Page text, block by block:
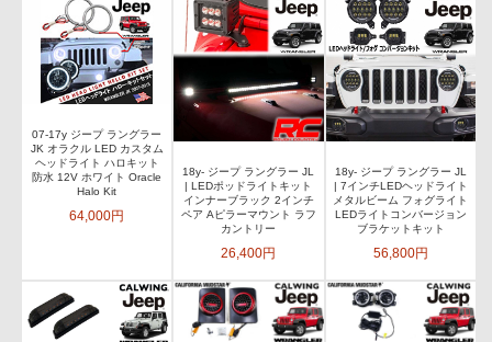
07-17y ジープ ラングラー
JK オラクル LED カスタム
ヘッドライト ハロキット
防水 12V ホワイト Oracle
Halo Kit
64,000円
18y- ジープ ラングラー JL
| LEDポッドライトキット
インナーブラック 2インチ
ペア Aピラーマウント ラフ
カントリー
26,400円
18y- ジープ ラングラー JL
| 7インチLEDヘッドライト
メタルビーム フォグライト
LEDライトコンバージョン
ブラケットキット
56,800円